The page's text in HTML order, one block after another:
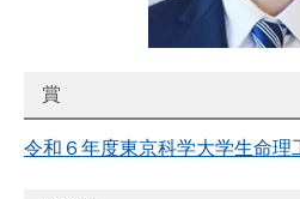
賞
令和６年度東京科学大学生命理